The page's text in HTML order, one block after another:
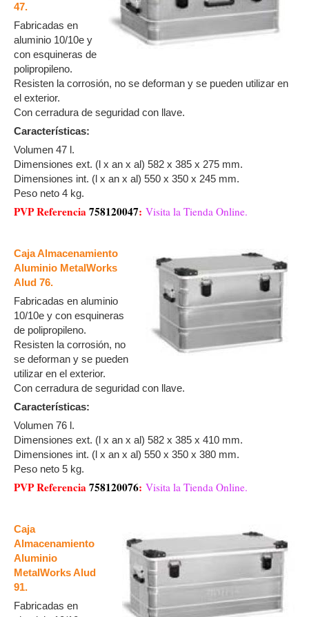
47.
Fabricadas en
aluminio 10/10e y
con esquineras de
polipropileno.
Resisten la corrosión, no se deforman y se pueden utilizar en
el exterior.
Con cerradura de seguridad con llave.
Características:
Volumen 47 l.
Dimensiones ext. (l x an x al) 582 x 385 x 275 mm.
Dimensiones int. (l x an x al) 550 x 350 x 245 mm.
Peso neto 4 kg.
PVP Referencia758120047: Visita la Tienda Online.
Caja Almacenamiento
Aluminio MetalWorks
Alud 76.
Fabricadas en aluminio
10/10e y con esquineras
de polipropileno.
Resisten la corrosión, no
se deforman y se pueden
utilizar en el exterior.
Con cerradura de seguridad con llave.
Características:
Volumen 76 l.
Dimensiones ext. (l x an x al) 582 x 385 x 410 mm.
Dimensiones int. (l x an x al) 550 x 350 x 380 mm.
Peso neto 5 kg.
PVP Referencia758120076: Visita la Tienda Online.
Caja
Almacenamiento
Aluminio
MetalWorks Alud
91.
Fabricadas en